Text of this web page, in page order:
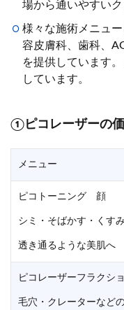
場から通いやすい
様々な施術メニュ
容皮膚科、歯科、
を提供しています
しています。
①ピコレーザーの
メニュー
ピコトーニング 顔
シミ・そばかす・くす
透き通るような美肌へ
ピコレーザーフラクシ
毛穴・クレーターなど